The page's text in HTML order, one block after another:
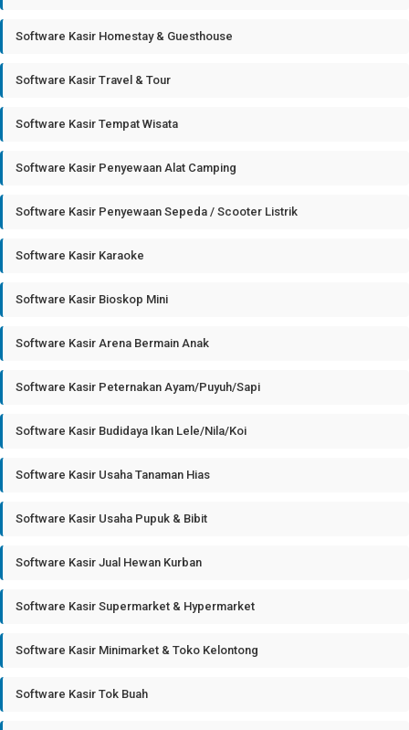
Software Kasir Homestay & Guesthouse
Software Kasir Travel & Tour
Software Kasir Tempat Wisata
Software Kasir Penyewaan Alat Camping
Software Kasir Penyewaan Sepeda / Scooter Listrik
Software Kasir Karaoke
Software Kasir Bioskop Mini
Software Kasir Arena Bermain Anak
Software Kasir Peternakan Ayam/Puyuh/Sapi
Software Kasir Budidaya Ikan Lele/Nila/Koi
Software Kasir Usaha Tanaman Hias
Software Kasir Usaha Pupuk & Bibit
Software Kasir Jual Hewan Kurban
Software Kasir Supermarket & Hypermarket
Software Kasir Minimarket & Toko Kelontong
Software Kasir Tok Buah